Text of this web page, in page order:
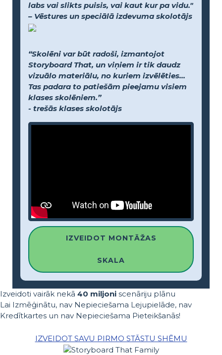
labs vai slikts puisis, vai kaut kur pa vidu."
– Vēstures un speciālā izdevuma skolotājs
“Skolēni var būt radoši, izmantojot
Storyboard That, un viņiem ir tik daudz
vizuālo materiālu, no kuriem izvēlēties...
Tas padara to patiešām pieejamu visiem
klases skolēniem.”
- trešās klases skolotājs
IZVEIDOT MONTĀŽAS
SKALA
Izveidoti vairāk nekā 40 miljoni scenāriju plānu
Lai Izmēģinātu, nav Nepieciešama Lejupielāde, nav
Kredītkartes un nav Nepieciešama Pieteikšanās!
IZVEIDOT SAVU PIRMO STĀSTU SHĒMU